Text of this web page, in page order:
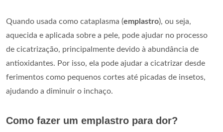
Quando usada como cataplasma (emplastro), ou seja,
aquecida e aplicada sobre a pele, pode ajudar no processo
de cicatrização, principalmente devido à abundância de
antioxidantes. Por isso, ela pode ajudar a cicatrizar desde
ferimentos como pequenos cortes até picadas de insetos,
ajudando a diminuir o inchaço.
Como fazer um emplastro para dor?